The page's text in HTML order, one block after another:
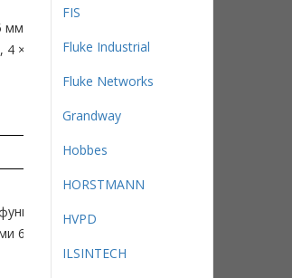
PH1 × 100мм
4 × 100 мм
обрезки
66 и 110
FIS
Fluke Industrial
Fluke Networks
Grandway
Hobbes
HORSTMANN
HVPD
ILSINTECH